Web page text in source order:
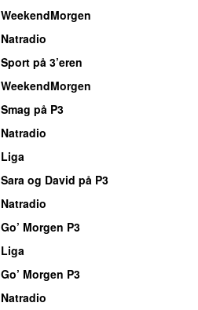
WeekendMorgen
Natradio
Sport på 3’eren
WeekendMorgen
Smag på P3
Natradio
Liga
Sara og David på P3
Natradio
Go’ Morgen P3
Liga
Go’ Morgen P3
Natradio